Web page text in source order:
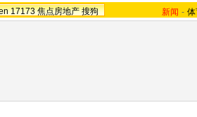
17173 焦点房地产 搜狗 新闻 -